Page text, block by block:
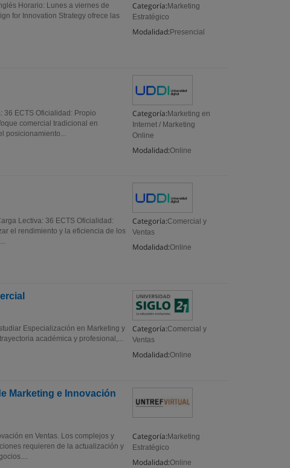
Categoría: Marketing
Estratégico
Modalidad: Presencial
Horario: Lunes a viernes de
for Innovation Strategy ofrece las
Categoría: Marketing en
Internet / Marketing
Online
Modalidad:Online
36 ECTS Oficialidad: Propio
comercial tradicional en
posicionamiento...
Categoría:Comercial y
Ventas
Modalidad:Online
Lectiva: 36 ECTS Oficialidad:
el rendimiento y la eficiencia de los
Categoría:Comercial y
Ventas
Modalidad:Online
Especialización en Marketing y
académica y profesional,...
Marketing e Innovación
Categoría: Marketing
Estratégico
Modalidad:Online
en Ventas. Los complejos y
requieren de la actualización y